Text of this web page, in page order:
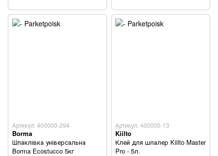
Артикул: 400000-294
Borma
Шпаклівка універсальна
Borma Ecostucco 5кг
Артикул: 400000-13
Kiilto
Клей для шпалер Kiilto Master
Pro - 5л.